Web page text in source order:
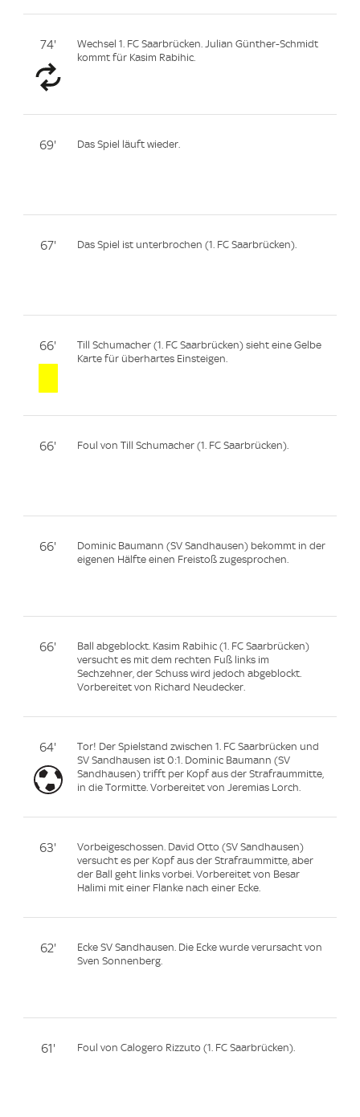
74'
Wechsel 1. FC Saarbrücken. Julian Günther-Schmidt
kommt für Kasim Rabihic.
69' Das Spiel läuft wieder.
67' Das Spiel ist unterbrochen (1. FC Saarbrücken).
66'
Till Schumacher (1. FC Saarbrücken) sieht eine Gelbe
Karte für überhartes Einsteigen.
66' Foul von Till Schumacher (1. FC Saarbrücken).
66'
Dominic Baumann (SV Sandhausen) bekommt in der
eigenen Hälfte einen Freistoß zugesprochen.
66'
Ball abgeblockt. Kasim Rabihic (1. FC Saarbrücken)
versucht es mit dem rechten Fuß links im
Sechzehner, der Schuss wird jedoch abgeblockt.
Vorbereitet von Richard Neudecker.
64'
Tor! Der Spielstand zwischen 1. FC Saarbrücken und
SV Sandhausen ist 0:1. Dominic Baumann (SV
Sandhausen) trifft per Kopf aus der Strafraummitte,
in die Tormitte. Vorbereitet von Jeremias Lorch.
63'
Vorbeigeschossen. David Otto (SV Sandhausen)
versucht es per Kopf aus der Strafraummitte, aber
der Ball geht links vorbei. Vorbereitet von Besar
Halimi mit einer Flanke nach einer Ecke.
62'
Ecke SV Sandhausen. Die Ecke wurde verursacht von
Sven Sonnenberg.
61' Foul von Calogero Rizzuto (1. FC Saarbrücken).